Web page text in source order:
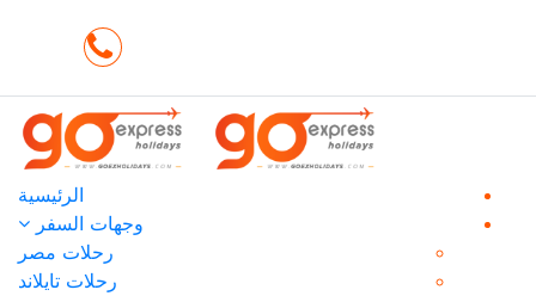
تسجيل دخول / سجل
عضوية
الرئيسية
وجهات السفر
رحلات مصر
رحلات تايلاند